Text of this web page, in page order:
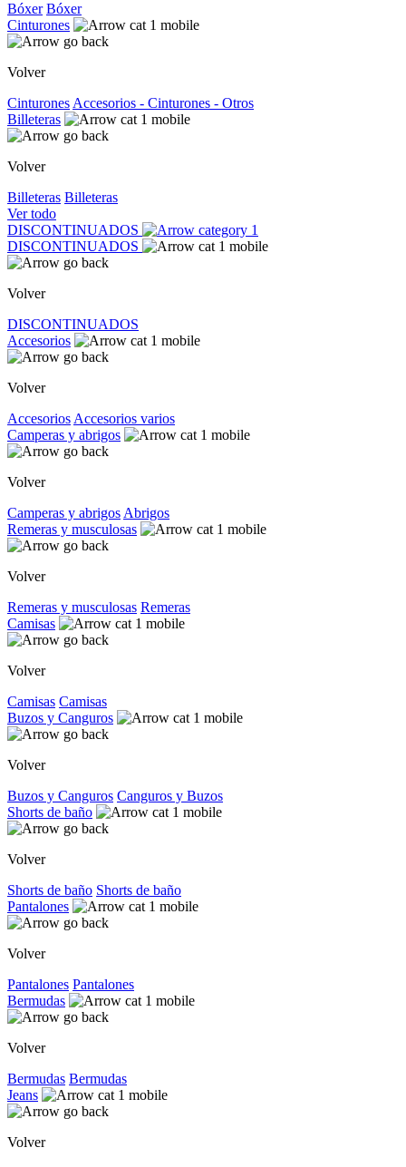
Bóxer Bóxer
Cinturones
Volver
Cinturones Accesorios - Cinturones - Otros
Billeteras
Volver
Billeteras Billeteras
Ver todo
DISCONTINUADOS
DISCONTINUADOS
Volver
DISCONTINUADOS
Accesorios
Volver
Accesorios Accesorios varios
Camperas y abrigos
Volver
Camperas y abrigos Abrigos
Remeras y musculosas
Volver
Remeras y musculosas Remeras
Camisas
Volver
Camisas Camisas
Buzos y Canguros
Volver
Buzos y Canguros Canguros y Buzos
Shorts de baño
Volver
Shorts de baño Shorts de baño
Pantalones
Volver
Pantalones Pantalones
Bermudas
Volver
Bermudas Bermudas
Jeans
Volver